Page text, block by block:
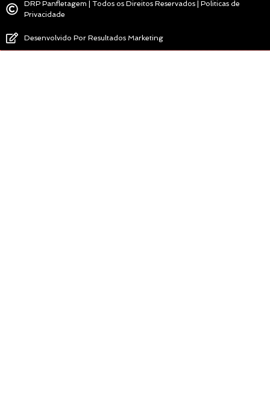
DRP Panfletagem | Todos os Direitos Reservados | Politicas de
Privacidade
Desenvolvido Por Resultados Marketing